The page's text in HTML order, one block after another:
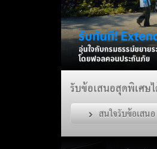
รับข้อเสนอสุดพิเศษ
สนใจรับข้อเสนอ